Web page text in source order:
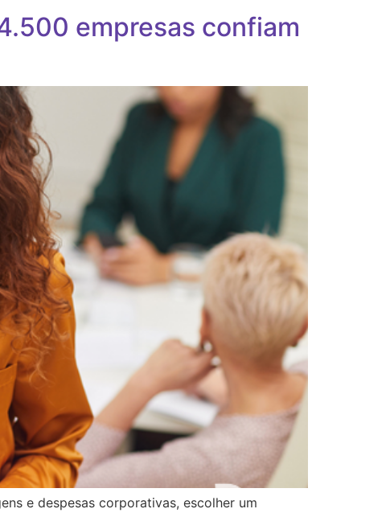
empresas confiam
e despesas corporativas, escolher um